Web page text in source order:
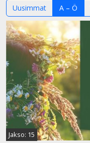
Uusimmat A – Ö
Jakso: 15